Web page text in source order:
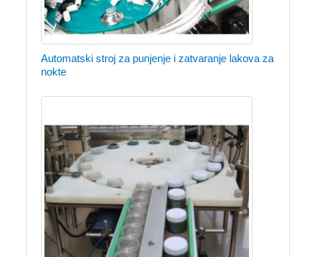
Automatski stroj za punjenje i zatvaranje lakova za
nokte